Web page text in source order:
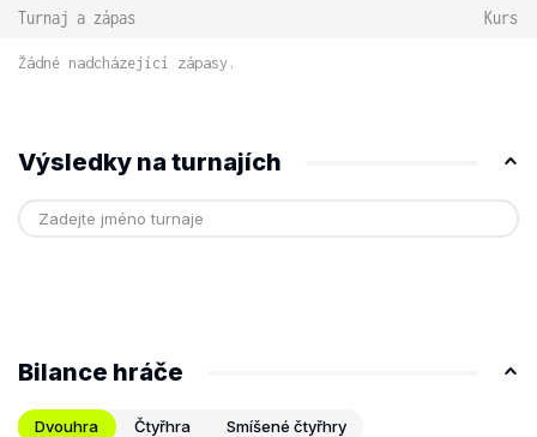
Turnaj a zápas Kurs
Žádné nadcházející zápasy.
Výsledky na turnajích
Bilance hráče
Dvouhra Čtyřhra Smíšené čtyřhry